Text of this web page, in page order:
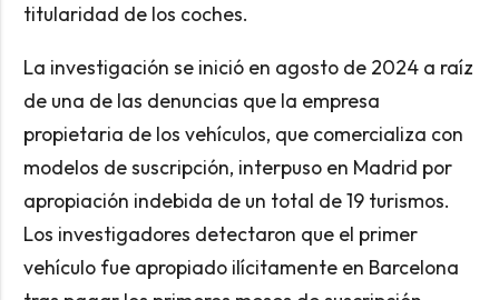
titularidad de los coches.
La investigación se inició en agosto de 2024 a raíz
de una de las denuncias que la empresa
propietaria de los vehículos, que comercializa con
modelos de suscripción, interpuso en Madrid por
apropiación indebida de un total de 19 turismos.
Los investigadores detectaron que el primer
vehículo fue apropiado ilícitamente en Barcelona